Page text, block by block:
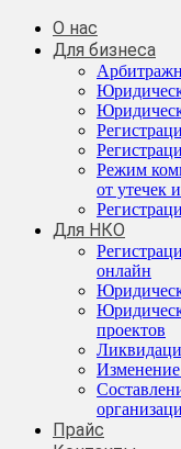
О нас
Для бизнеса
Режим
от утечек
Для НКО
онлайн
проектов
Прайс